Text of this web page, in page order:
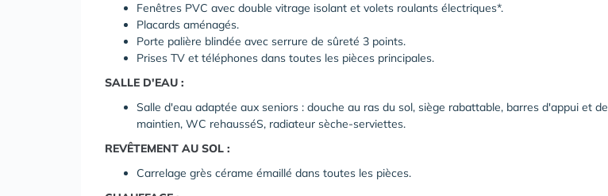
Fenêtres PVC avec double vitrage isolant et volets roulants électriques*.
Placards aménagés.
Porte palière blindée avec serrure de sûreté 3 points.
Prises TV et téléphones dans toutes les pièces principales.
SALLE D'EAU :
Salle d'eau adaptée aux seniors : douche au ras du sol, siège rabattable, barres d'appui et de
maintien, WC rehausséS, radiateur sèche-serviettes.
REVÊTEMENT AU SOL :
Carrelage grès cérame émaillé dans toutes les pièces.